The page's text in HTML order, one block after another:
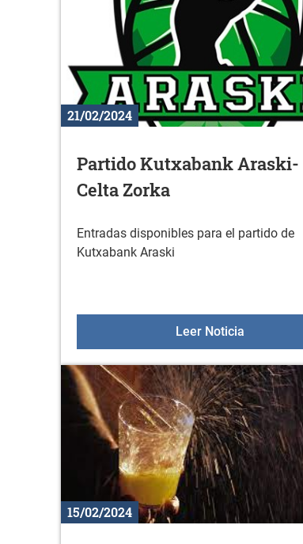
21/02/2024
Partido Kutxabank Araski-
Celta Zorka
Entradas disponibles para el partido de
Kutxabank Araski
Leer NoticiaPartido
15/02/2024